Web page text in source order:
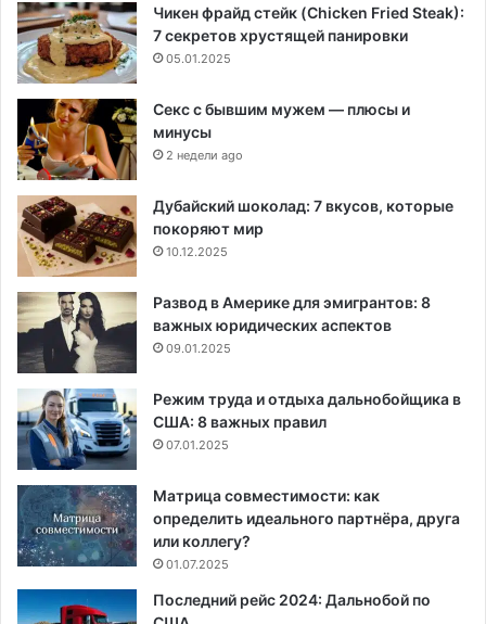
Чикен фрайд стейк (Chicken Fried Steak):
7 секретов хрустящей панировки
05.01.2025
Секс с бывшим мужем — плюсы и
минусы
2 недели ago
Дубайский шоколад: 7 вкусов, которые
покоряют мир
10.12.2025
Развод в Америке для эмигрантов: 8
важных юридических аспектов
09.01.2025
Режим труда и отдыха дальнобойщика в
США: 8 важных правил
07.01.2025
Матрица совместимости: как
определить идеального партнёра, друга
или коллегу?
01.07.2025
Последний рейс 2024: Дальнобой по